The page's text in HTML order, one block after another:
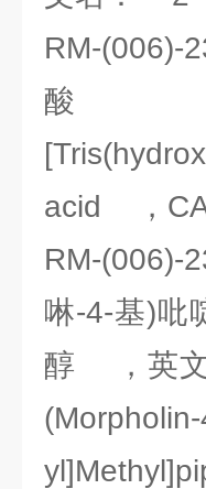
RM-
酸
acid ，
RM-(006)-
啉-4-基)吡
醇 ，英文